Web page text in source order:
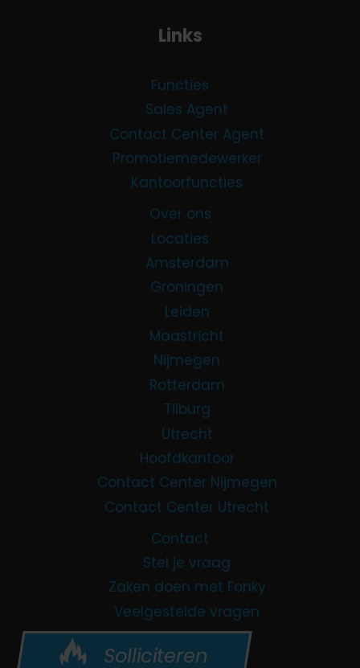
Links
Functies
Sales Agent
Contact Center Agent
Promotiemedewerker
Kantoorfuncties
Over ons
Locaties
Amsterdam
Groningen
Leiden
Maastricht
Nijmegen
Rotterdam
Tilburg
Utrecht
Hoofdkantoor
Contact Center Nijmegen
Contact Center Utrecht
Contact
Stel je vraag
Zaken doen met Fonky
Veelgestelde vragen
Solliciteren